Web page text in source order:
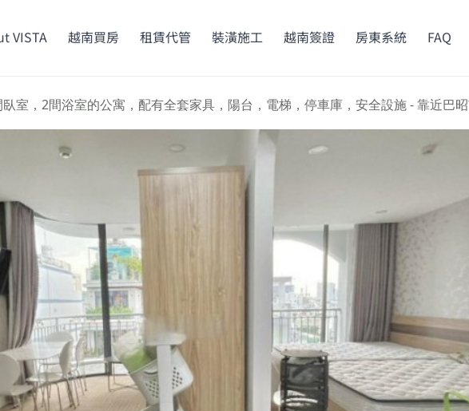
VISTA 越南買房 租賃代管 裝潢施工 越南簽證 房東系統 FAQ
室，2間浴室的公寓，配有全套家具，陽台，電梯，停車庫，安全設施 - 靠近巴